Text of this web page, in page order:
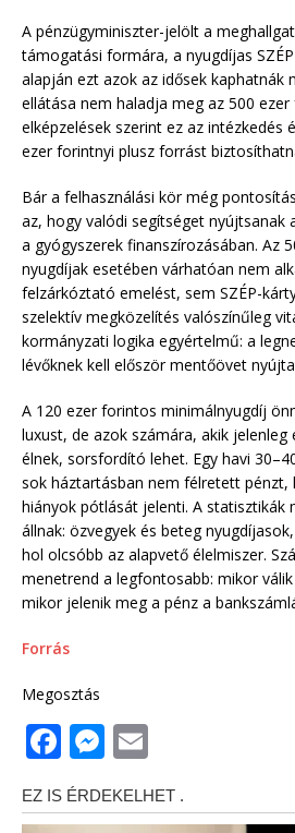
A pénzügyminiszter-jelölt a
támogatási formára, a nyugdíjas
alapján ezt azok az idősek kaphatnák
ellátása nem haladja meg az 500
elképzelések szerint ez az intézkedés
ezer forintnyi plusz forrást
Bár a felhasználási kör még
az, hogy valódi segítséget nyújtsanak
a gyógyszerek finanszírozásában. Az
nyugdíjak esetében várhatóan nem
felzárkóztató emelést, sem SZÉP-
szelektív megközelítés valószínűleg
kormányzati logika egyértelmű: a
lévőknek kell először mentőövet
A 120 ezer forintos minimálnyugdíj
luxust, de azok számára, akik jelenleg
élnek, sorsfordító lehet. Egy havi
sok háztartásban nem félretett pénzt,
hiányok pótlását jelenti. A statisztikák
állnak: özvegyek és beteg
hol olcsóbb az alapvető élelmiszer.
menetrend a legfontosabb: mikor
mikor jelenik meg a pénz a
Forrás
Megosztás
F
a
c
M
ssai